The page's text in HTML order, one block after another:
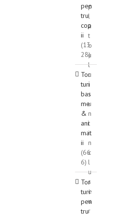
p
l
a
t
o
u
l
u
i
s
u
n
t
i
n
c
l
u
s
e
u
r
pen
tru
cop
ii
(13
28)
Tor
turi
bas
me
&
ani
mat
ii
(66
6)
Tor
turi
pen
tru